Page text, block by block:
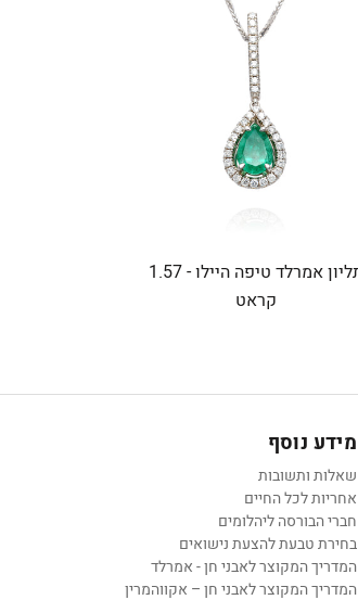
תליון אמרלד טיפה היילו - 1.57
קראט
מידע נוסף
שאלות ותשובות
אחריות לכל החיים
חברי הבורסה ליהלומים
בחירת טבעת להצעת נישואים
המדריך המקוצר לאבני חן - אמרלד
המדריך המקוצר לאבני חן – אקווהמרין